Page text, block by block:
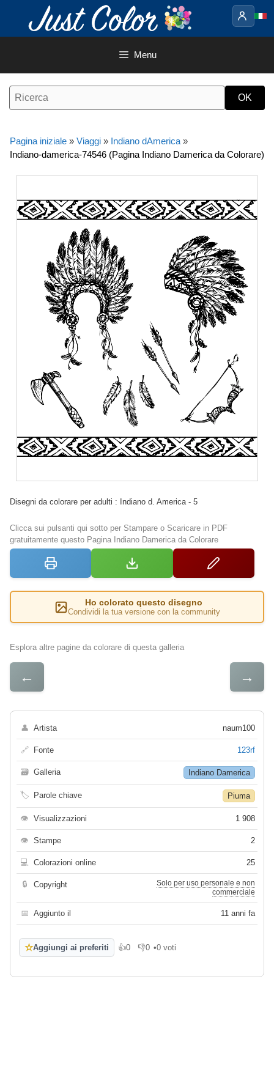
contenuto
Menu
Pagina iniziale » Viaggi » Indiano dAmerica »
Indiano-damerica-74546 (Pagina Indiano Damerica da Colorare)
Disegni da colorare per adulti : Indiano d. America - 5
Clicca sui pulsanti qui sotto per Stampare o Scaricare in PDF
gratuitamente questo Pagina Indiano Damerica da Colorare
Ho colorato questo disegno
Condividi la tua versione con la community
Esplora altre pagine da colorare di questa galleria
← →
👤 Artista naum100
🔗 Fonte 123rf
🗃 Galleria Indiano Damerica
🏷 Parole chiave Piuma
👁 Visualizzazioni 1 908
👁 Stampe 2
💻 Colorazioni online 25
🔒 Copyright
Solo per uso personale e non
commerciale
📅 Aggiunto il 11 anni fa
☆Aggiungi ai preferiti 👍0
Mi piace
👎0
Non mi piace
•0 voti